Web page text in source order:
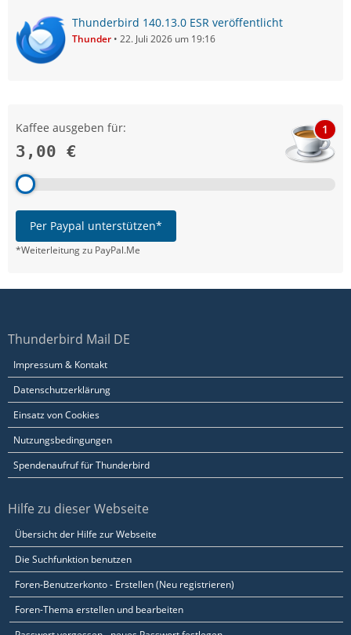
Thunderbird 140.13.0 ESR veröffentlicht
Thunder 22. Juli 2026 um 19:16
Kaffee ausgeben für:
3,00 €
1
Per Paypal unterstützen*
*Weiterleitung zu PayPal.Me
Thunderbird Mail DE
Impressum & Kontakt
Datenschutzerklärung
Einsatz von Cookies
Nutzungsbedingungen
Spendenaufruf für Thunderbird
Hilfe zu dieser Webseite
Übersicht der Hilfe zur Webseite
Die Suchfunktion benutzen
Foren-Benutzerkonto - Erstellen (Neu registrieren)
Foren-Thema erstellen und bearbeiten